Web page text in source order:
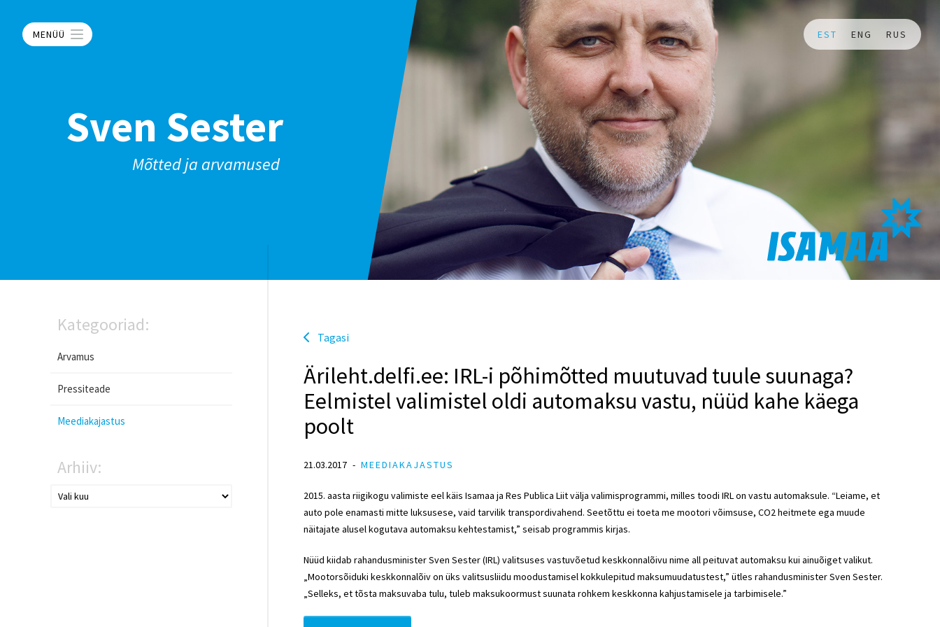
MENÜÜ EST ENG RUS
Sven Sester
Mõtted ja arvamused
Kategooriad:
Arvamus
Pressiteade
Meediakajastus
Arhiiv:
Tagasi
Ärileht.delfi.ee: IRL-i põhimõtted muutuvad tuule suunaga?
Eelmistel valimistel oldi automaksu vastu, nüüd kahe käega
poolt
21.03.2017 MEEDIAKAJASTUS
2015. aasta riigikogu valimiste eel käis Isamaa ja Res Publica Liit välja valimisprogrammi, milles toodi IRL on vastu automaksule. “Leiame, et
auto pole enamasti mitte luksusese, vaid tarvilik transpordivahend. Seetõttu ei toeta me mootori võimsuse, CO2 heitmete ega muude
näitajate alusel kogutava automaksu kehtestamist,” seisab programmis kirjas.
Nüüd kiidab rahandusminister Sven Sester (IRL) valitsuses vastuvõetud keskkonnalõivu nime all peituvat automaksu kui ainuõiget valikut.
„Mootorsõiduki keskkonnalõiv on üks valitsusliidu moodustamisel kokkulepitud maksumuudatustest,” ütles rahandusminister Sven Sester.
„Selleks, et tõsta maksuvaba tulu, tuleb maksukoormust suunata rohkem keskkonna kahjustamisele ja tarbimisele.”